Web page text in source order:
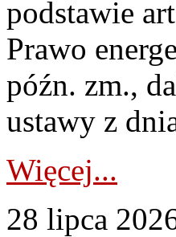
podstawie
Prawo
późn. zm.,
ustawy z
Więcej...
28 lipca